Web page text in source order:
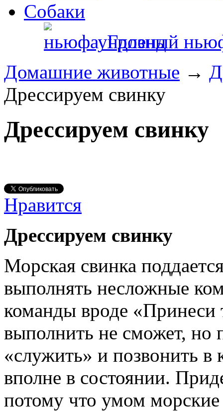
Собаки
Грозный
Домашние животные →
Дрессируем свинку
Дрессируем свинку
Нравится
Дрессируем свинку
Морская свинка
выполнять несложные
команды вроде «Принеси
выполнить не сможет, но
«служить» и позвонить в
вполне в состоянии.
потому что умом